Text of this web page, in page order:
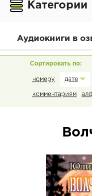
Категории
Аудиокниги в
номеру дате
комментариям